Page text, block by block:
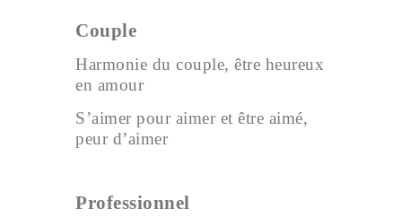
Couple
Harmonie du couple, être heureux
en amour
S’aimer pour aimer et être aimé,
peur d’aimer
Professionnel